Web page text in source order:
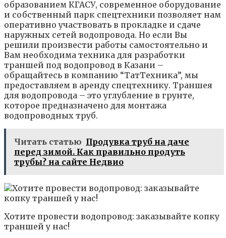
образованием КГАСУ, современное оборудование
и собственный парк спецтехники позволяет нам
оперативно участвовать в прокладке и сдаче
наружных сетей водопровода. Но если Вы
решили произвести работы самостоятельно и
Вам необходима техника для разработки
траншей под водопровод в Казани –
обращайтесь в компанию “ТатТехника”, мы
предоставляем в аренду спецтехнику. Траншея
для водопровода – это углубление в грунте,
которое предназначено для монтажа
водопроводных труб.
Читать статью Продувка труб на даче
перед зимой. Как правильно продуть
трубы? на сайте Недвио
Хотите провести водопровод: заказывайте копку
траншей у нас!